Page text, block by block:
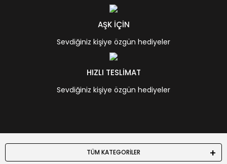
AŞK İÇİN
Sevdiğiniz kişiye özgün hediyeler
HIZLI TESLİMAT
Sevdiğiniz kişiye özgün hediyeler
TÜM KATEGORİLER